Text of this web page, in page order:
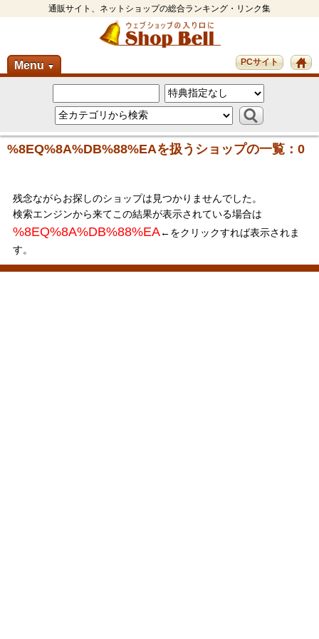
通販サイト、ネットショップの総合ランキング・リンク集
Menu ▼ PCサイト
%8EQ%8A%DB%88%EAを扱うショップの一覧：0
残念ながらお探しのショップは見つかりませんでした。
検索エンジンから来てこの結果が表示されている場合は
%8EQ%8A%DB%88%EA←をクリックすれば表示されま
す。